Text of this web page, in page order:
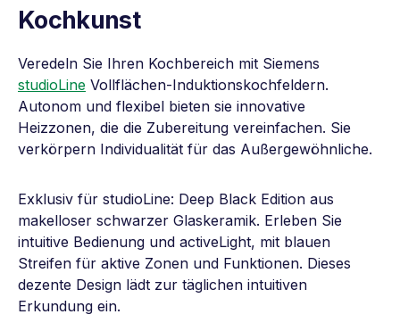
Kochkunst
Veredeln Sie Ihren Kochbereich mit Siemens
studioLine Vollflächen-Induktionskochfeldern.
Autonom und flexibel bieten sie innovative
Heizzonen, die die Zubereitung vereinfachen. Sie
verkörpern Individualität für das Außergewöhnliche.
Exklusiv für studioLine: Deep Black Edition aus
makelloser schwarzer Glaskeramik. Erleben Sie
intuitive Bedienung und activeLight, mit blauen
Streifen für aktive Zonen und Funktionen. Dieses
dezente Design lädt zur täglichen intuitiven
Erkundung ein.